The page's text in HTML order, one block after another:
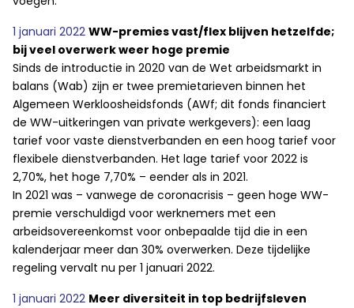
1 januari 2022 WW-premies vast/flex blijven hetzelfde;
bij veel overwerk weer hoge premie
Sinds de introductie in 2020 van de Wet arbeidsmarkt in
balans (Wab) zijn er twee premietarieven binnen het
Algemeen Werkloosheidsfonds (AWf; dit fonds financiert
de WW-uitkeringen van private werkgevers): een laag
tarief voor vaste dienstverbanden en een hoog tarief voor
flexibele dienstverbanden. Het lage tarief voor 2022 is
2,70%, het hoge 7,70% – eender als in 2021.
In 2021 was – vanwege de coronacrisis – geen hoge WW-
premie verschuldigd voor werknemers met een
arbeidsovereenkomst voor onbepaalde tijd die in een
kalenderjaar meer dan 30% overwerken. Deze tijdelijke
regeling vervalt nu per 1 januari 2022.
1 januari 2022 Meer diversiteit in top bedrijfsleven